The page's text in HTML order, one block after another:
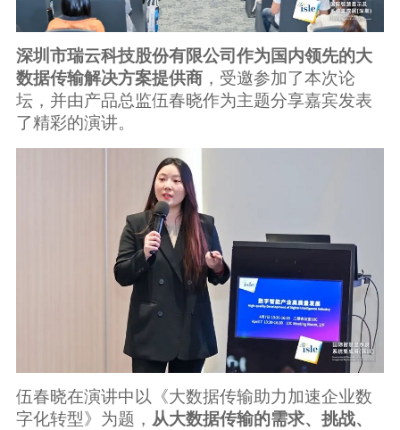
金融行业
基因行业
汽车行业
深圳市瑞云科技股份有限公司作为国内领先的大
数据传输解决方案提供商，受邀参加了本次论
坛，并由产品总监伍春晓作为主题分享嘉宾发表
了精彩的演讲。
伍春晓在演讲中以《大数据传输助力加速企业数
字化转型》为题， 从大数据传输的需求、挑战、